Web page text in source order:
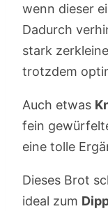
wenn dieser
Dadurch
stark
trotzdem
Auch etwas
fein
eine tolle
Dieses Brot
ideal zum